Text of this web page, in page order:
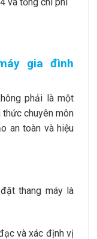
gia đình
phải là một
chuyên môn
an toàn và hiệu
thang máy là
và xác định vị